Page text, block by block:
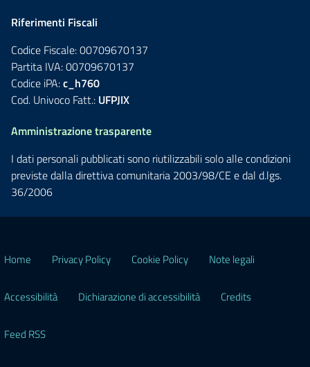
Riferimenti Fiscali
Codice Fiscale: 00709670137
Partita IVA: 00709670137
Codice iPA:c_h760
Cod. Univoco Fatt.: UFPJIX
Amministrazione trasparente
I dati personali pubblicati sono riutilizzabili solo alle condizioni
previste dalla direttiva comunitaria 2003/98/CE e dal d.lgs.
36/2006
Home Privacy Policy Cookie Policy Note legali
Accessibilità Dichiarazione di accessibilità Credits
Feed RSS